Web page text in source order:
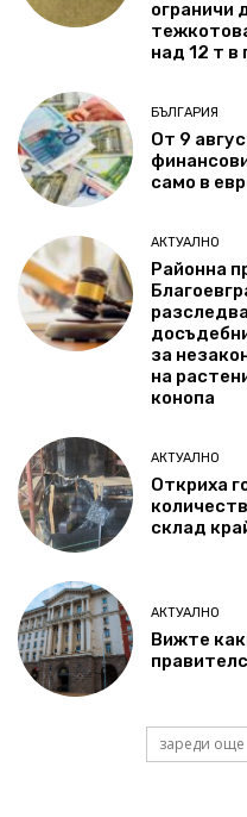
ограничи
над 12 т в
БЪЛГАРИЯ
От 9
само в
АКТУАЛНО
Районна
за
на
конопа
АКТУАЛНО
Откриха
склад
АКТУАЛНО
Вижте
зареди още